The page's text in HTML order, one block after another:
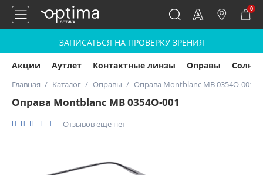
0
ЗАПИСАТЬСЯ НА ПРОВЕРКУ ЗРЕНИЯ
Акции Аутлет Контактные линзы Оправы
Главная Каталог Оправы Оправа Montblanc MB 0354O-001
Оправа Montblanc MB 0354O-001
Отзывов еще нет